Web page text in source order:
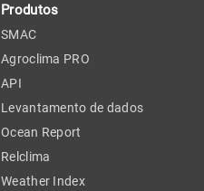
Produtos
SMAC
Agroclima PRO
API
Levantamento de dados
Ocean Report
Relclima
Weather Index